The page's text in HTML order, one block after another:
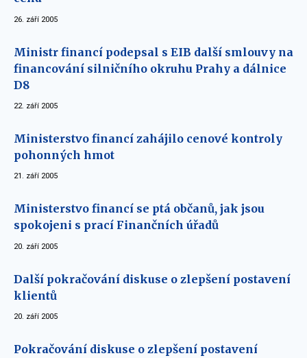
26. září 2005
Ministr financí podepsal s EIB další smlouvy na
financování silničního okruhu Prahy a dálnice
D8
22. září 2005
Ministerstvo financí zahájilo cenové kontroly
pohonných hmot
21. září 2005
Ministerstvo financí se ptá občanů, jak jsou
spokojeni s prací Finančních úřadů
20. září 2005
Další pokračování diskuse o zlepšení postavení
klientů
20. září 2005
Pokračování diskuse o zlepšení postavení